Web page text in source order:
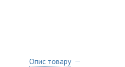
Опис товару